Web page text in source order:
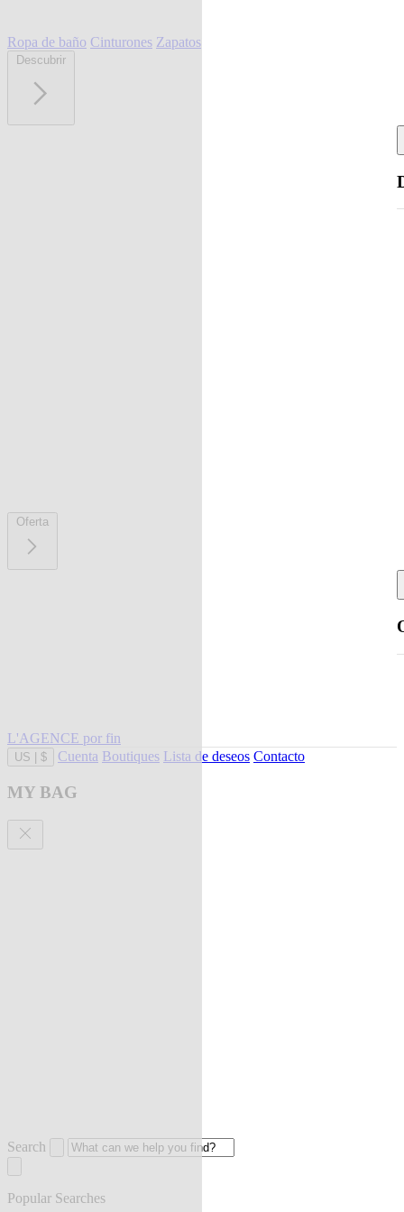
Ropa de baño Cinturones Zapatos
Descubrir
Oferta
L'AGENCE por fin
US $ Cuenta Boutiques Lista de deseos Contacto
MY BAG
Search
Popular Searches